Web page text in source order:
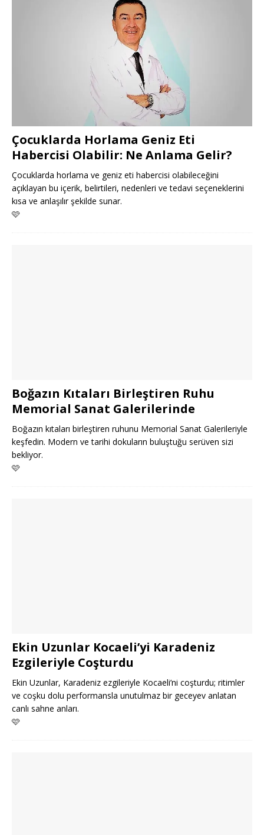
Çocuklarda Horlama Geniz Eti
Habercisi Olabilir: Ne Anlama Gelir?
Çocuklarda horlama ve geniz eti habercisi olabileceğini
açıklayan bu içerik, belirtileri, nedenleri ve tedavi seçeneklerini
kısa ve anlaşılır şekilde sunar.
🩷
Boğazın Kıtaları Birleştiren Ruhu
Memorial Sanat Galerilerinde
Boğazın kıtaları birleştiren ruhunu Memorial Sanat Galerileriyle
keşfedin. Modern ve tarihi dokuların buluştuğu serüven sizi
bekliyor.
🩷
Ekin Uzunlar Kocaeli’yi Karadeniz
Ezgileriyle Coşturdu
Ekin Uzunlar, Karadeniz ezgileriyle Kocaeli’ni coşturdu; ritimler
ve coşku dolu performansla unutulmaz bir geceyev anlatan
canlı sahne anları.
🩷